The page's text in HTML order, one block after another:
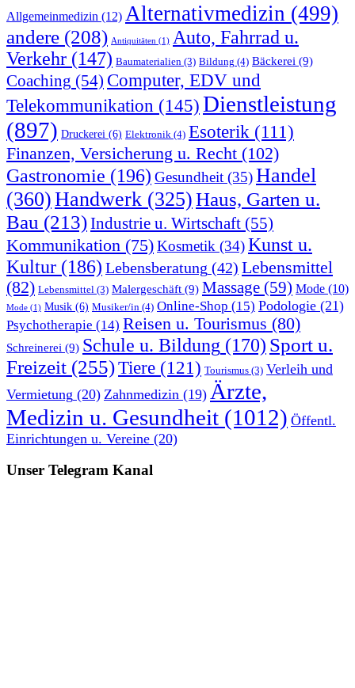
Allgemeinmedizin (12) Alternativmedizin (499)
andere (208) Antiquitäten (1) Auto, Fahrrad u.
Verkehr (147) Baumaterialien (3) Bildung (4) Bäckerei (9)
Coaching (54) Computer, EDV und
Telekommunikation (145)Dienstleistung
(897) Druckerei (6) Elektronik (4) Esoterik (111)
Finanzen, Versicherung u. Recht (102)
Gastronomie (196) Gesundheit (35)Handel
(360)Handwerk (325)Haus, Garten u.
Bau (213)Industrie u. Wirtschaft (55)
Kommunikation (75)Kosmetik (34)Kunst u.
Kultur (186) Lebensberatung (42) Lebensmittel
(82) Lebensmittel (3) Malergeschäft (9) Massage (59) Mode (10)
Mode (1) Musik (6) Musiker/in (4) Online-Shop (15) Podologie (21)
Psychotherapie (14) Reisen u. Tourismus (80)
Schreinerei (9) Schule u. Bildung (170) Sport u.
Freizeit (255)Tiere (121) Tourismus (3) Verleih und
Vermietung (20) Zahnmedizin (19) Ärzte,
Medizin u. Gesundheit (1012) Öffentl.
Einrichtungen u. Vereine (20)
Unser Telegram Kanal